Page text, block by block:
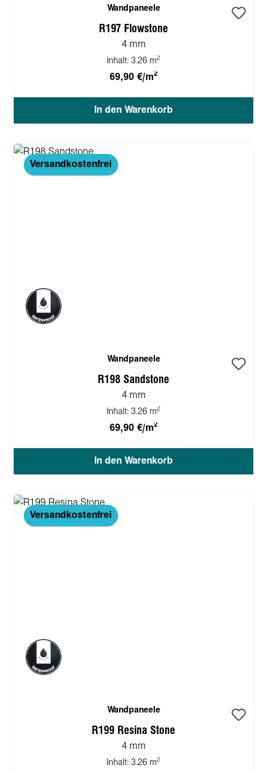
Wandpaneele
R197 Flowstone
4 mm
Inhalt: 3.26 m2
69,90 €/m2
In den Warenkorb
Versandkostenfrei
Wandpaneele
R198 Sandstone
4 mm
Inhalt: 3.26 m2
69,90 €/m2
In den Warenkorb
Versandkostenfrei
Wandpaneele
R199 Resina Stone
4 mm
Inhalt: 3.26 m2